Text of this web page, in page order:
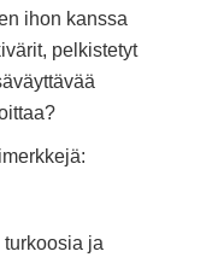
ihon kanssa
pelkistetyt
ja